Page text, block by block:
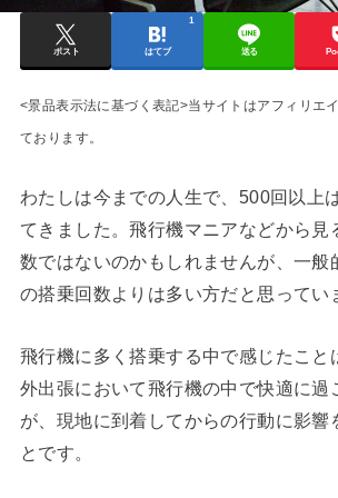
ポスト はてブ
1
送る
<景品表示法に基づく表記>当サイトはアフィリエ
ております。
わたしは今までの人生で、500回以上
てきました。飛行機マニアなどから見
数ではないのかもしれませんが、一般
の搭乗回数よりは多い方だと思ってい
飛行機に多く搭乗する中で感じたこと
外出張において飛行機の中で快適に過
が、現地に到着してからの行動に影響
とです。